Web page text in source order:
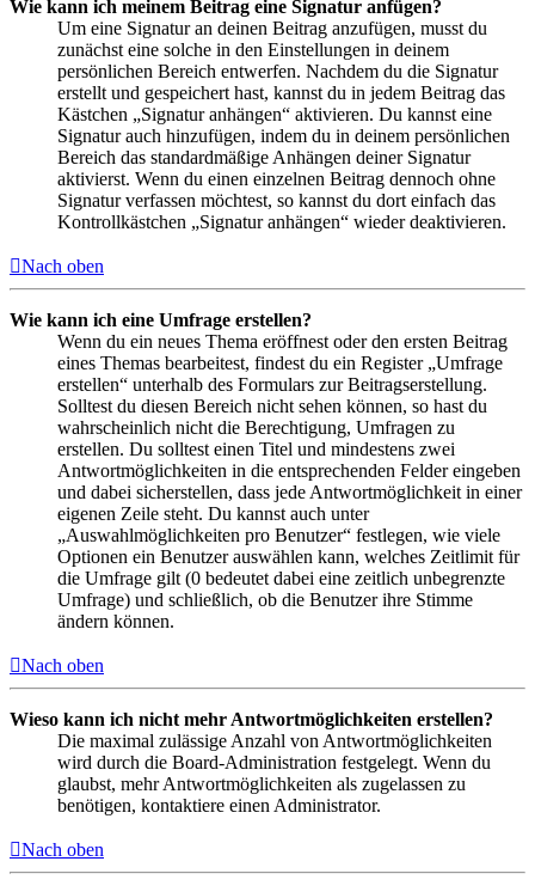
Wie kann ich meinem Beitrag eine Signatur anfügen?
Um eine Signatur an deinen Beitrag anzufügen, musst du
zunächst eine solche in den Einstellungen in deinem
persönlichen Bereich entwerfen. Nachdem du die Signatur
erstellt und gespeichert hast, kannst du in jedem Beitrag das
Kästchen „Signatur anhängen“ aktivieren. Du kannst eine
Signatur auch hinzufügen, indem du in deinem persönlichen
Bereich das standardmäßige Anhängen deiner Signatur
aktivierst. Wenn du einen einzelnen Beitrag dennoch ohne
Signatur verfassen möchtest, so kannst du dort einfach das
Kontrollkästchen „Signatur anhängen“ wieder deaktivieren.
Nach oben
Wie kann ich eine Umfrage erstellen?
Wenn du ein neues Thema eröffnest oder den ersten Beitrag
eines Themas bearbeitest, findest du ein Register „Umfrage
erstellen“ unterhalb des Formulars zur Beitragserstellung.
Solltest du diesen Bereich nicht sehen können, so hast du
wahrscheinlich nicht die Berechtigung, Umfragen zu
erstellen. Du solltest einen Titel und mindestens zwei
Antwortmöglichkeiten in die entsprechenden Felder eingeben
und dabei sicherstellen, dass jede Antwortmöglichkeit in einer
eigenen Zeile steht. Du kannst auch unter
„Auswahlmöglichkeiten pro Benutzer“ festlegen, wie viele
Optionen ein Benutzer auswählen kann, welches Zeitlimit für
die Umfrage gilt (0 bedeutet dabei eine zeitlich unbegrenzte
Umfrage) und schließlich, ob die Benutzer ihre Stimme
ändern können.
Nach oben
Wieso kann ich nicht mehr Antwortmöglichkeiten erstellen?
Die maximal zulässige Anzahl von Antwortmöglichkeiten
wird durch die Board-Administration festgelegt. Wenn du
glaubst, mehr Antwortmöglichkeiten als zugelassen zu
benötigen, kontaktiere einen Administrator.
Nach oben